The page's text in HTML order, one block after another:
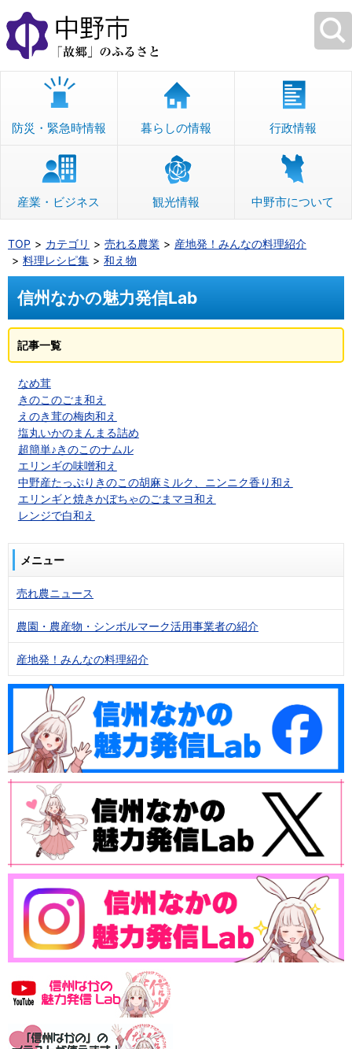
本
文
へ
移
防災・緊急時情報 暮らしの情報 行政情報
産業・ビジネス 観光情報 中野市について
TOP カテゴリ 売れる農業
産地発！みんなの料理紹介
料理レシピ集
和え物
信州なかの魅力発信Lab
記事一覧
なめ茸
きのこのごま和え
えのき茸の梅肉和え
塩丸いかのまんまる詰め
超簡単♪きのこのナムル
エリンギの味噌和え
中野産たっぷりきのこの胡麻ミルク、ニンニク香り和え
エリンギと焼きかぼちゃのごまマヨ和え
レンジで白和え
メニュー
売れ農ニュース
農園・農産物・シンボルマーク活用事業者の紹介
産地発！みんなの料理紹介